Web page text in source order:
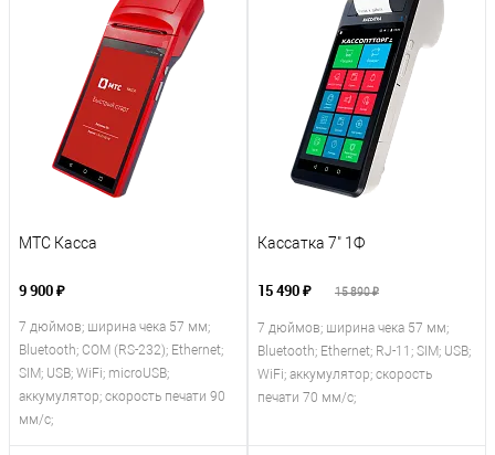
МТС Касса
9 900 ₽
7 дюймов; ширина чека 57 мм;
Bluetooth; COM (RS-232); Ethernet;
SIM; USB; WiFi; microUSB;
аккумулятор; скорость печати 90
мм/с;
Кассатка 7" 1Ф
15 490 ₽ 15 890 ₽
7 дюймов; ширина чека 57 мм;
Bluetooth; Ethernet; RJ-11; SIM; USB;
WiFi; аккумулятор; скорость
печати 70 мм/с;